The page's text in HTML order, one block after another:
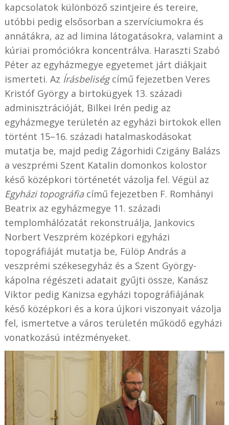
kapcsolatok különböző szintjeire és tereire,
utóbbi pedig elsősorban a szervíciumokra és
annátákra, az ad limina látogatásokra, valamint a
kúriai promóciókra koncentrálva. Haraszti Szabó
Péter az egyházmegye egyetemet járt diákjait
ismerteti. Az Írásbeliségcímű fejezetben Veres
Kristóf György a birtokügyek 13. századi
adminisztrációját, Bilkei Irén pedig az
egyházmegye területén az egyházi birtokok ellen
történt 15–16. századi hatalmaskodásokat
mutatja be, majd pedig Zágorhidi Czigány Balázs
a veszprémi Szent Katalin domonkos kolostor
késő középkori történetét vázolja fel. Végül az
Egyházi topográfiacímű fejezetben F. Romhányi
Beatrix az egyházmegye 11. századi
templomhálózatát rekonstruálja, Jankovics
Norbert Veszprém középkori egyházi
topográfiáját mutatja be, Fülöp András a
veszprémi székesegyház és a Szent György-
kápolna régészeti adatait gyűjti össze, Kanász
Viktor pedig Kanizsa egyházi topográfiájának
késő középkori és a kora újkori viszonyait vázolja
fel, ismertetve a város területén működő egyházi
vonatkozású intézményeket.